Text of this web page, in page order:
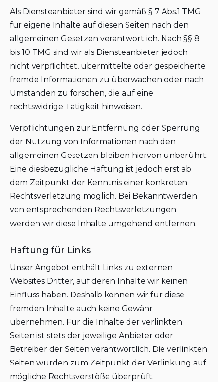
Als Diensteanbieter sind wir gemäß § 7 Abs.1 TMG
für eigene Inhalte auf diesen Seiten nach den
allgemeinen Gesetzen verantwortlich. Nach §§ 8
bis 10 TMG sind wir als Diensteanbieter jedoch
nicht verpflichtet, übermittelte oder gespeicherte
fremde Informationen zu überwachen oder nach
Umständen zu forschen, die auf eine
rechtswidrige Tätigkeit hinweisen.
Verpflichtungen zur Entfernung oder Sperrung
der Nutzung von Informationen nach den
allgemeinen Gesetzen bleiben hiervon unberührt.
Eine diesbezügliche Haftung ist jedoch erst ab
dem Zeitpunkt der Kenntnis einer konkreten
Rechtsverletzung möglich. Bei Bekanntwerden
von entsprechenden Rechtsverletzungen
werden wir diese Inhalte umgehend entfernen.
Haftung für Links
Unser Angebot enthält Links zu externen
Websites Dritter, auf deren Inhalte wir keinen
Einfluss haben. Deshalb können wir für diese
fremden Inhalte auch keine Gewähr
übernehmen. Für die Inhalte der verlinkten
Seiten ist stets der jeweilige Anbieter oder
Betreiber der Seiten verantwortlich. Die verlinkten
Seiten wurden zum Zeitpunkt der Verlinkung auf
mögliche Rechtsverstöße überprüft.